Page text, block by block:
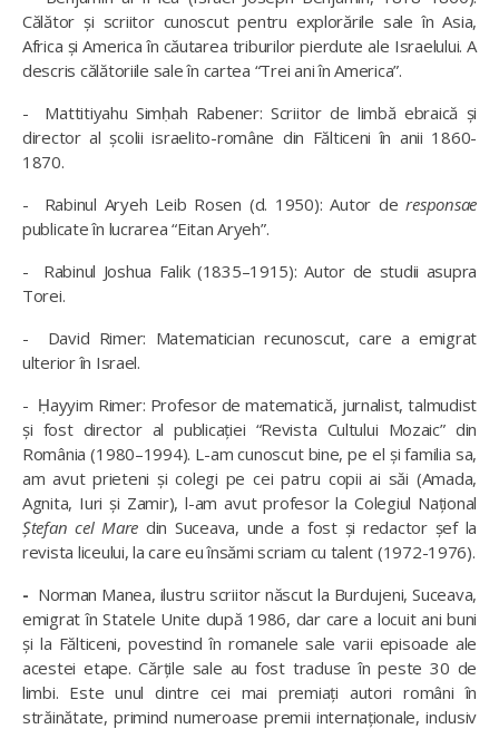
Călător și scriitor cunoscut pentru explorările sale în Asia,
Africa și America în căutarea triburilor pierdute ale Israelului. A
descris călătoriile sale în cartea “Trei ani în America”.
-
Mattitiyahu Simḥah Rabener: Scriitor de limbă ebraică și
director al școlii israelito-române din Fălticeni în anii 1860-
1870.
-
Rabinul Aryeh Leib Rosen (d. 1950): Autor deresponsae
publicate în lucrarea “Eitan Aryeh”.
-
Rabinul Joshua Falik (1835–1915): Autor de studii asupra
Torei.
-
David Rimer: Matematician recunoscut, care a emigrat
ulterior în Israel.
- Ḥayyim Rimer: Profesor de matematică, jurnalist, talmudist
și fost director al publicației “Revista Cultului Mozaic” din
România (1980–1994). L-am cunoscut bine, pe el și familia sa,
am avut prieteni și colegi pe cei patru copii ai săi (Amada,
Agnita, Iuri și Zamir), l-am avut profesor la Colegiul Național
Ștefan cel Mare din Suceava, unde a fost și redactor șef la
revista liceului, la care eu însămi scriam cu talent (1972-1976).
- Norman Manea, ilustru scriitor născut la Burdujeni, Suceava,
emigrat în Statele Unite după 1986, dar care a locuit ani buni
și la Fălticeni, povestind în romanele sale varii episoade ale
acestei etape. Cărțile sale au fost traduse în peste 30 de
limbi. Este unul dintre cei mai premiați autori români în
străinătate, primind numeroase premii internaționale, inclusiv